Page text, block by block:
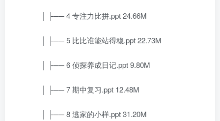
│ ├── 4 专注力比拼.ppt 24.66M
│ ├── 5 比比谁能站得稳.ppt 22.73M
│ ├── 6 侦探养成日记.ppt 9.80M
│ ├── 7 期中复习.ppt 12.48M
│ ├── 8 逃家的小样.ppt 31.20M